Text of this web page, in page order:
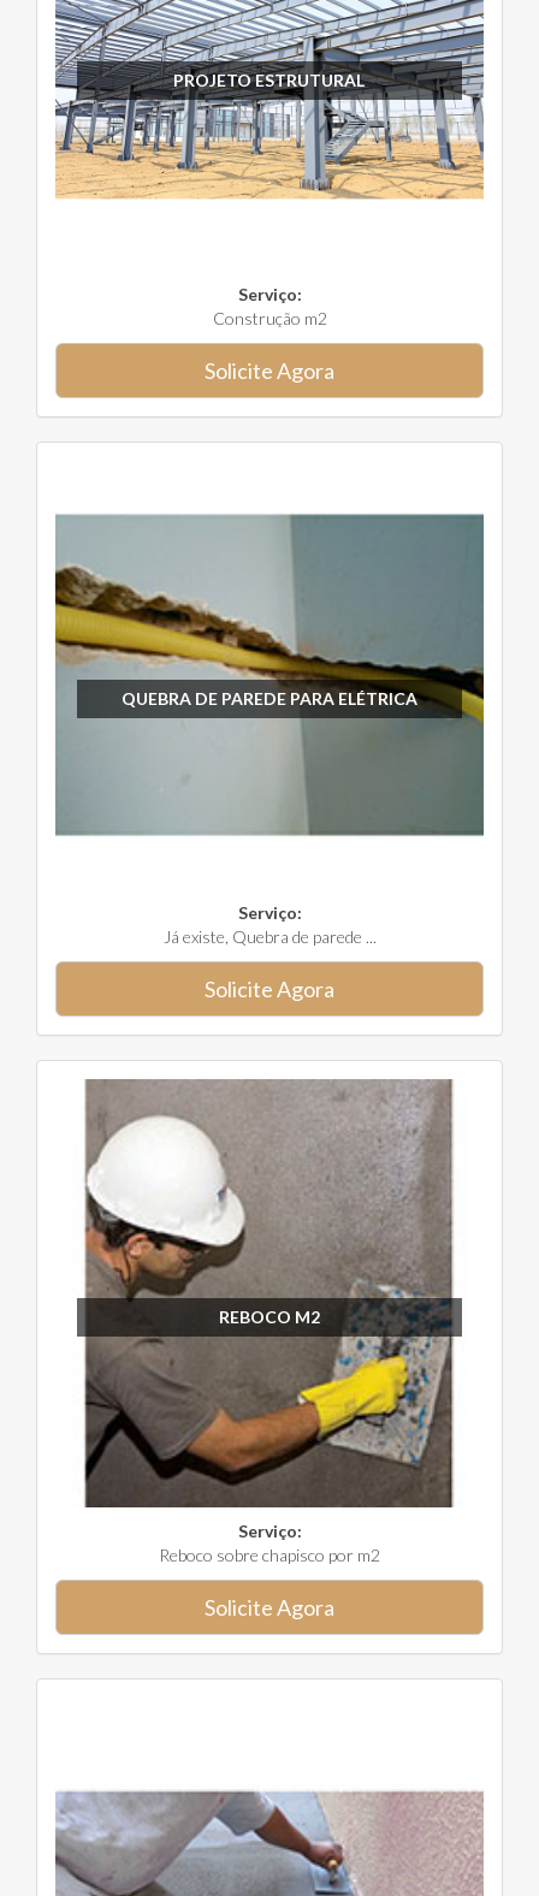
PROJETO ESTRUTURAL
Serviço:
Construção m2
Solicite Agora
QUEBRA DE PAREDE PARA ELÉTRICA
Serviço:
Já existe, Quebra de parede ...
Solicite Agora
REBOCO M2
Serviço:
Reboco sobre chapisco por m2
Solicite Agora